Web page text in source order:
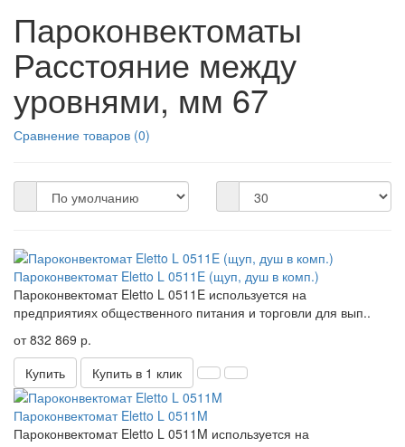
Пароконвектоматы
Расстояние между
уровнями, мм 67
Сравнение товаров (0)
Пароконвектомат Eletto L 0511E (щуп, душ в комп.)
Пароконвектомат Eletto L 0511E используется на
предприятиях общественного питания и торговли для вып..
от 832 869 р.
Купить
Купить в 1 клик
Пароконвектомат Eletto L 0511M
Пароконвектомат Eletto L 0511M используется на